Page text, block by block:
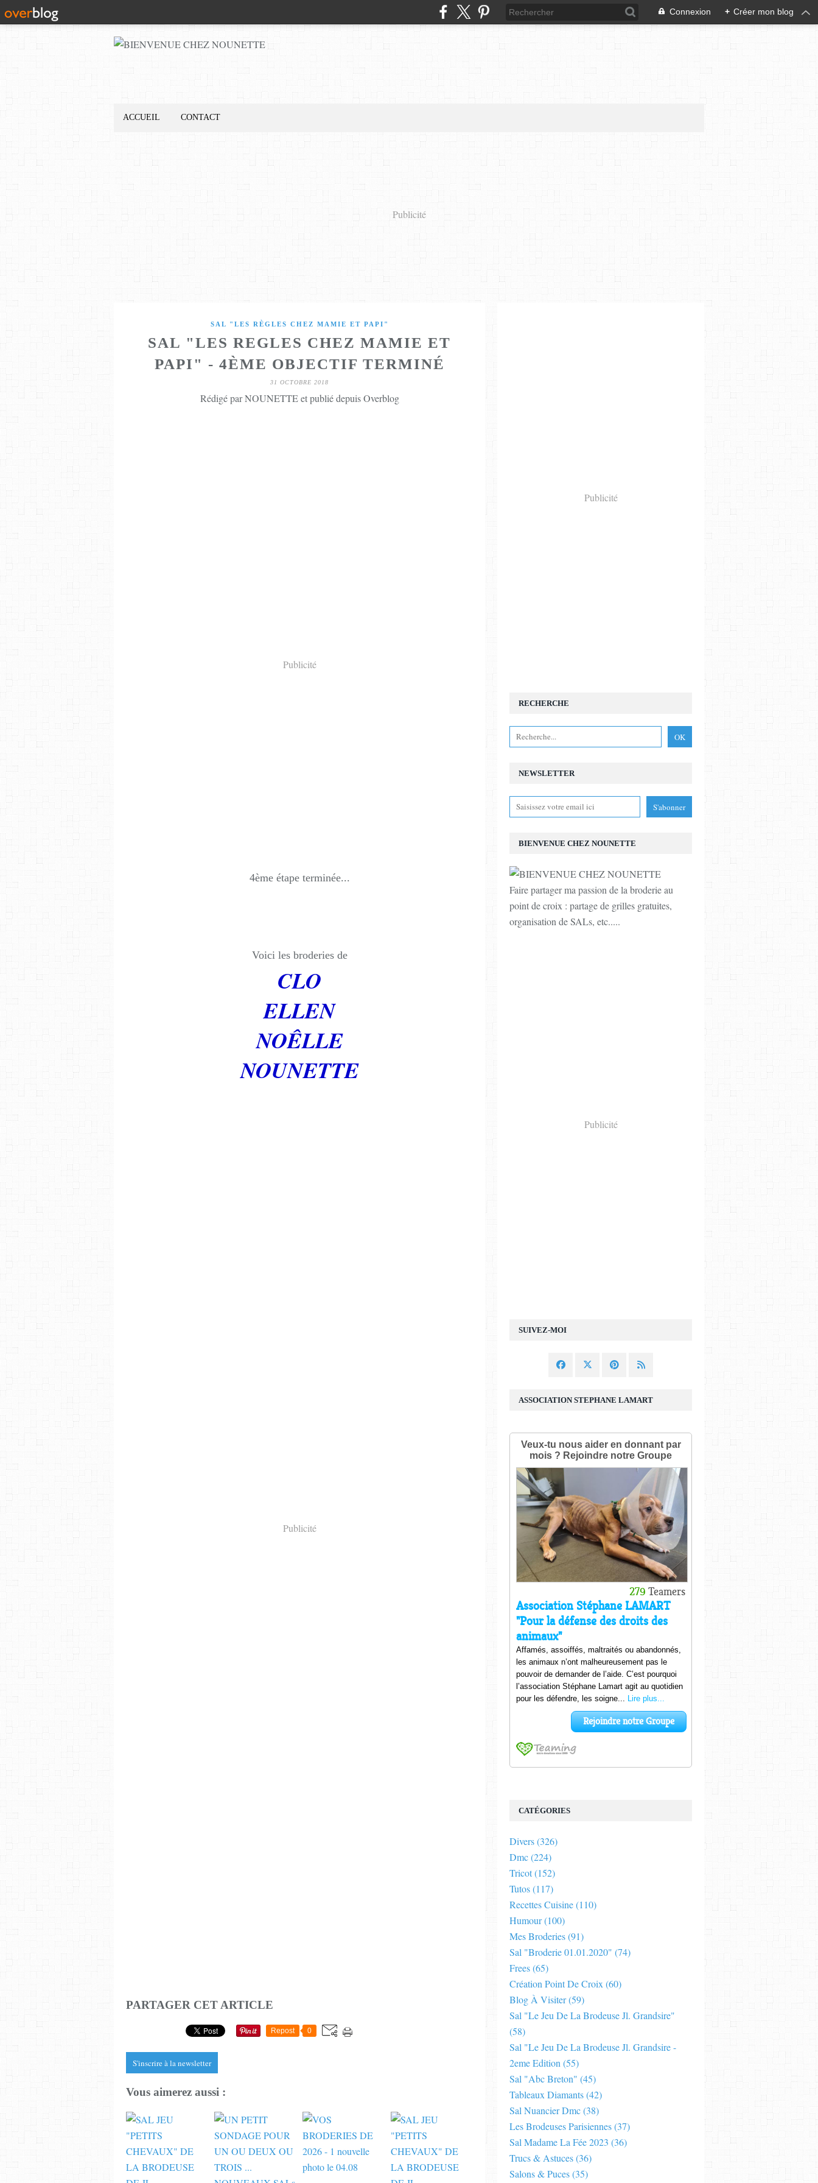
Connexion + Créer mon blog
ACCUEIL CONTACT
Publicité
SAL "LES RÈGLES CHEZ MAMIE ET PAPI"
SAL "LES REGLES CHEZ MAMIE ET
PAPI" - 4ÈME OBJECTIF TERMINÉ
31 OCTOBRE 2018
Rédigé par NOUNETTE et publié depuis Overblog
Publicité
4ème étape terminée...
Voici les broderies de
CLO
ELLEN
NOÊLLE
NOUNETTE
Publicité
PARTAGER CET ARTICLE
Repost 0
S'inscrire à la newsletter
Vous aimerez aussi :
Publicité
NEWSLETTER
SUIVEZ-MOI
RECHERCHE
BIENVENUE CHEZ NOUNETTE
Faire partager ma passion de la broderie au
point de croix : partage de grilles gratuites,
organisation de SALs, etc.....
Publicité
CATÉGORIES
Divers(326)
Dmc(224)
Tricot(152)
Tutos(117)
Recettes Cuisine(110)
Humour(100)
Mes Broderies(91)
Sal "broderie 01.01.2020" (74)
Frees(65)
Création Point De Croix (60)
Blog À Visiter(59)
Sal "le Jeu De La Brodeuse Jl. Grandsire"
(58)
Sal "le Jeu De La Brodeuse Jl. Grandsire -
2eme Edition (55)
Sal "abc Breton" (45)
Tableaux Diamants(42)
Sal Nuancier Dmc(38)
Les Brodeuses Parisiennes(37)
Sal Madame La Fée 2023 (36)
Trucs & Astuces(36)
Salons & Puces(35)
ASSOCIATION STEPHANE LAMART